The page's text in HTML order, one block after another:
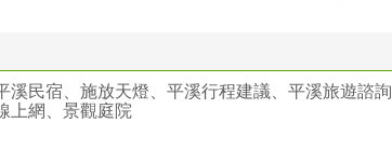
溪民宿、施放天燈、平溪行程建議、平溪旅遊諮詢
上網、景觀庭院